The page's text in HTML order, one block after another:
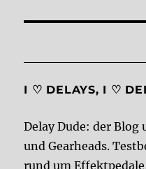
I ♡ DELAYS, I ♡
Delay Dude: der
und Gearheads.
rund um